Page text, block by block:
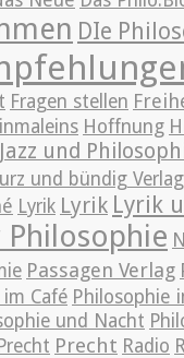
DIe
Fragen stellen
Hoffnung
Jazz und
und bündig Verlag
Lyrik Lyrik Lyrik
Passagen Verlag
Café Philosophie
und Nacht
Precht Radio